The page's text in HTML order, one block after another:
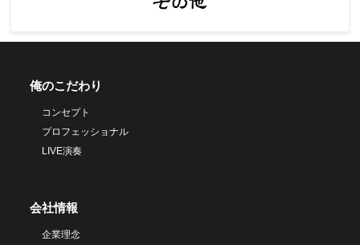
俺のこだわり
コンセプト
プロフェッショナル
LIVE演奏
会社情報
企業理念